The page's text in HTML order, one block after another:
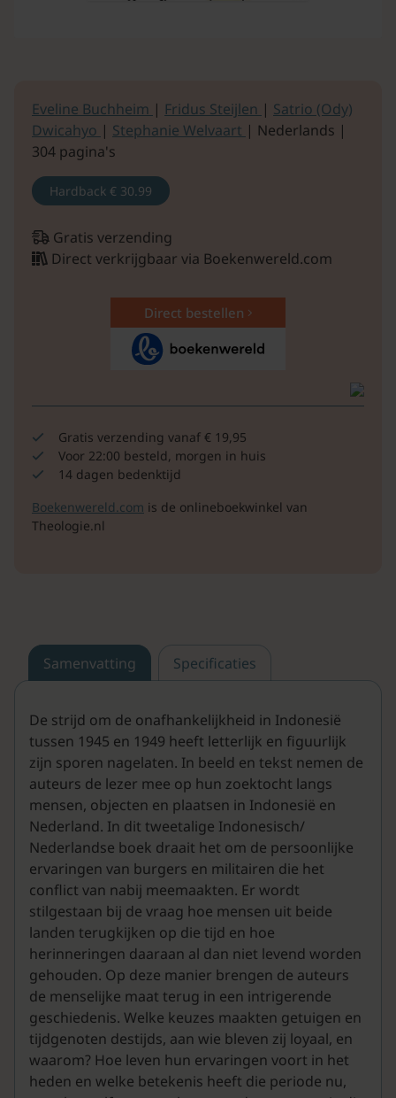
Eveline Buchheim | Fridus Steijlen | Satrio (Ody)
Dwicahyo | Stephanie Welvaart | Nederlands |
304 pagina's
Hardback € 30.99
Gratis verzending
Direct verkrijgbaar via Boekenwereld.com
Direct bestellen
Gratis verzending vanaf € 19,95
Voor 22:00 besteld, morgen in huis
14 dagen bedenktijd
Boekenwereld.com is de onlineboekwinkel van
Theologie.nl
Samenvatting Specificaties
De strijd om de onafhankelijkheid in Indonesië
tussen 1945 en 1949 heeft letterlijk en figuurlijk
zijn sporen nagelaten. In beeld en tekst nemen de
auteurs de lezer mee op hun zoektocht langs
mensen, objecten en plaatsen in Indonesië en
Nederland. In dit tweetalige Indonesisch/
Nederlandse boek draait het om de persoonlijke
ervaringen van burgers en militairen die het
conflict van nabij meemaakten. Er wordt
stilgestaan bij de vraag hoe mensen uit beide
landen terugkijken op die tijd en hoe
herinneringen daaraan al dan niet levend worden
gehouden. Op deze manier brengen de auteurs
de menselijke maat terug in een intrigerende
geschiedenis. Welke keuzes maakten getuigen en
tijdgenoten destijds, aan wie bleven zij loyaal, en
waarom? Hoe leven hun ervaringen voort in het
heden en welke betekenis heeft die periode nu,